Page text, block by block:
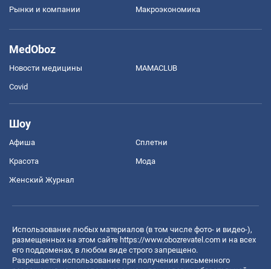
Рынки и компании Mакроэкономика
MedOboz
Новости медицины MAMACLUB
Covid
Шоу
Афиша Сплетни
Красота Мода
Женский Журнал
Использование любых материалов (в том числе фото- и видео-),
размещенных на этом сайте https://www.obozrevatel.com и на всех
его поддоменах, в любом виде строго запрещено.
Разрешается использование при получении письменного